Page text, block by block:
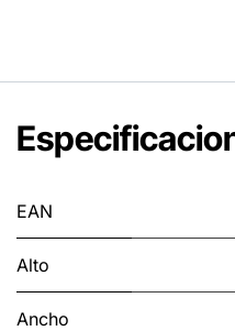
EAN
Alto
Ancho